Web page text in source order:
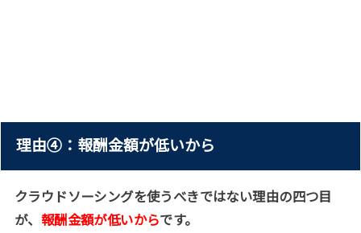
理由④：報酬金額が低いから
クラウドソーシングを使うべきではない理由の四つ目
が、 報酬金額が低いからです。